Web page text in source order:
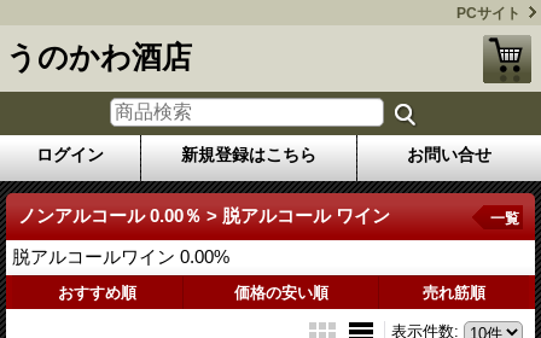
PCサイト
うのかわ酒店
ログイン 新規登録はこちら お問い合せ
ノンアルコール 0.00％ > 脱アルコール ワイン
脱アルコールワイン 0.00%
一覧
おすすめ順 価格の安い順 売れ筋順
表示件数: